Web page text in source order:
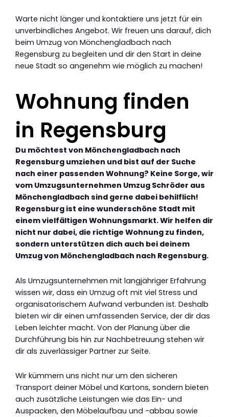
Warte nicht länger und kontaktiere uns jetzt für ein
unverbindliches Angebot. Wir freuen uns darauf, dich
beim Umzug von Mönchengladbach nach
Regensburg zu begleiten und dir den Start in deine
neue Stadt so angenehm wie möglich zu machen!
Wohnung finden
in Regensburg
Du möchtest von Mönchengladbach nach
Regensburg umziehen und bist auf der Suche
nach einer passenden Wohnung? Keine Sorge, wir
vom Umzugsunternehmen Umzug Schröder aus
Mönchengladbach sind gerne dabei behilflich!
Regensburg ist eine wunderschöne Stadt mit
einem vielfältigen Wohnungsmarkt. Wir helfen dir
nicht nur dabei, die richtige Wohnung zu finden,
sondern unterstützen dich auch bei deinem
Umzug von Mönchengladbach nach Regensburg.
Als Umzugsunternehmen mit langjähriger Erfahrung
wissen wir, dass ein Umzug oft mit viel Stress und
organisatorischem Aufwand verbunden ist. Deshalb
bieten wir dir einen umfassenden Service, der dir das
Leben leichter macht. Von der Planung über die
Durchführung bis hin zur Nachbetreuung stehen wir
dir als zuverlässiger Partner zur Seite.
Wir kümmern uns nicht nur um den sicheren
Transport deiner Möbel und Kartons, sondern bieten
auch zusätzliche Leistungen wie das Ein- und
Auspacken, den Möbelaufbau und -abbau sowie